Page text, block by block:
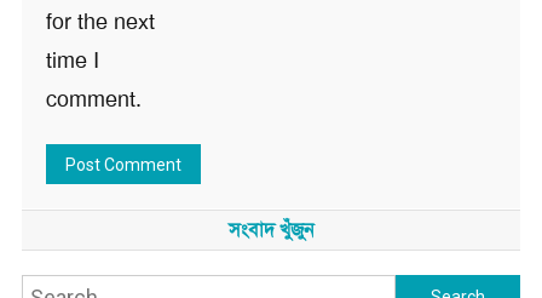
for the next
time I
comment.
সংবাদ খুঁজুন